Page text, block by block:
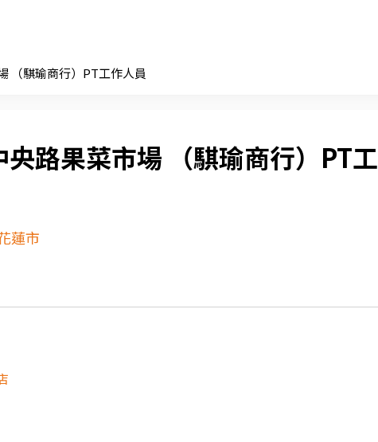
（騏瑜商行）PT工作人員
央路果菜市場 （騏瑜商行）PT工
蓮市